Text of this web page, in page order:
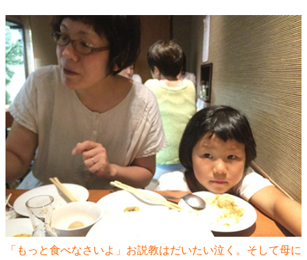
「もっと食べなさいよ」お説教はだいたい泣く。そして母に